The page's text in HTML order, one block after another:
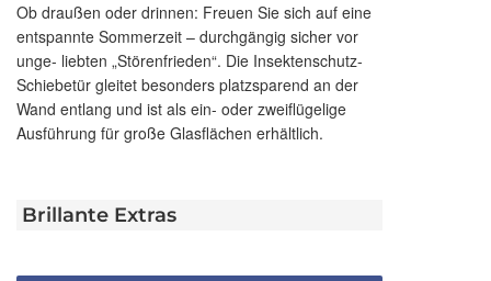
Ob draußen oder drinnen: Freuen Sie sich auf eine
entspannte Sommerzeit – durchgängig sicher vor
unge- liebten „Störenfrieden“. Die Insektenschutz-
Schiebetür gleitet besonders platzsparend an der
Wand entlang und ist als ein- oder zweiflügelige
Ausführung für große Glasflächen erhältlich.
Brillante Extras